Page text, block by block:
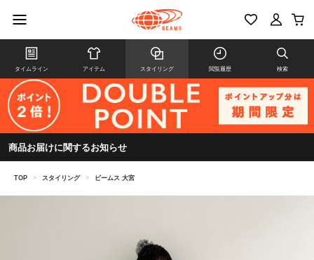
タイムライン アイテム スタイリング 閲覧履歴 検索
商品お届けに関するお知らせ
TOP > スタイリング > ビームス 大宮